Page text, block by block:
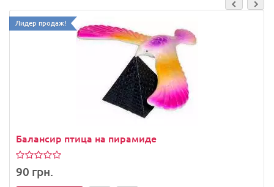
Лидер продаж!
Балансир птица на пирамиде
90 грн.